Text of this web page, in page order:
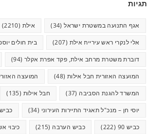
תגיות
אגף התנועה במשטרת ישראל(34) אילת (2210)
אלי לנקרי ראש עיריית אילת (207) בית חולים
דוברת משטרת מרחב אילת, פקד אפרת אקלר(94)
המועצה האזורית חבל אילות (48) המועצה
המשרד להגנת הסביבה (37) חבל אילות (135)
יוסי חן – מנכ"ל תאגיד התיירות העירוני (34) כביש 12
כביש 90 (222) כביש הערבה (215) כיבוי